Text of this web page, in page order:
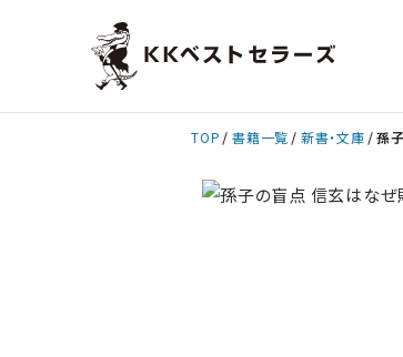
TOP 書籍一覧 新書・文庫 孫